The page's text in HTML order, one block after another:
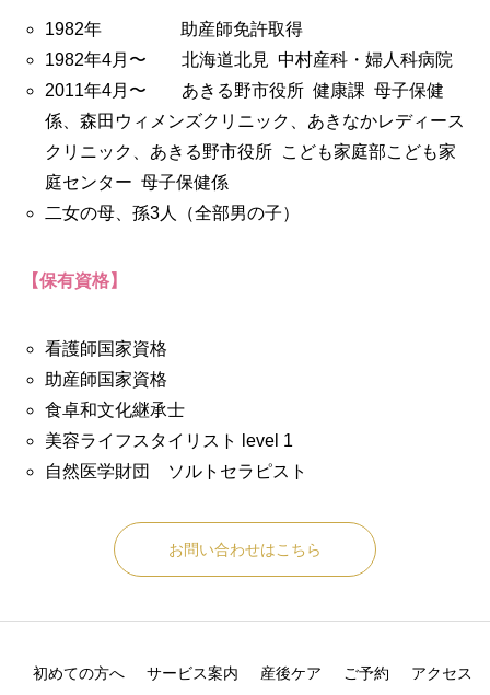
1982年 助産師免許取得
1982年4月〜 北海道北見 中村産科・婦人科病院
2011年4月〜 あきる野市役所 健康課 母子保健
係、森田ウィメンズクリニック、あきなかレディース
クリニック、あきる野市役所 こども家庭部こども家
庭センター 母子保健係
二女の母、孫3人（全部男の子）
【保有資格】
看護師国家資格
助産師国家資格
食卓和文化継承士
美容ライフスタイリスト level 1
自然医学財団 ソルトセラピスト
お問い合わせはこちら
初めての方へ サービス案内 産後ケア ご予約 アクセス